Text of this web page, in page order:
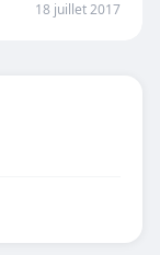
18 juillet 2017